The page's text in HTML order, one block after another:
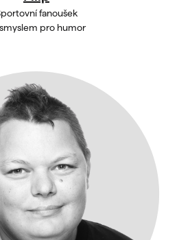
fanoušek
pro humor